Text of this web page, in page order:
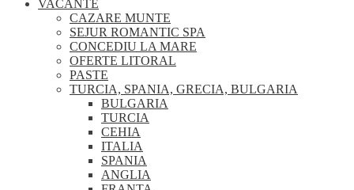
VACANTE
CAZARE MUNTE
SEJUR ROMANTIC SPA
CONCEDIU LA MARE
OFERTE LITORAL
PASTE
TURCIA, SPANIA, GRECIA, BULGARIA
BULGARIA
TURCIA
CEHIA
ITALIA
SPANIA
ANGLIA